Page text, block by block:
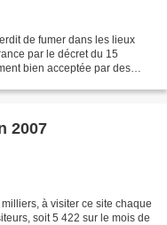
de fumer dans les lieux
par le décret du 15
bien acceptée par des
2007
à visiter ce site chaque
soit 5 422 sur le mois de